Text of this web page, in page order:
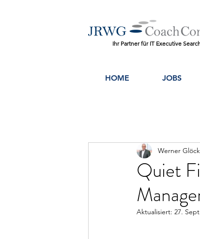
Ihr Partner für IT Executive
HOME JOBS
Quiet
Werner
Aktualisiert: 27.